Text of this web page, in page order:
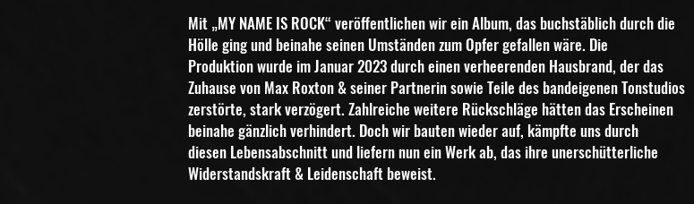
Mit „MY NAME IS ROCK“ veröffentlichen wir ein Album, das buchstäblich durch die
Hölle ging und beinahe seinen Umständen zum Opfer gefallen wäre. Die
Produktionwurde im Januar 2023 durch einen verheerenden Hausbrand, der das
Zuhause von Max Roxton & seiner Partnerin sowie Teile des bandeigenen Tonstudios
zerstörte, stark verzögert. Zahlreiche weitere Rückschläge hätten das Erscheinen
beinahe gänzlich verhindert. Doch wir bauten wieder auf, kämpfte uns durch
diesen Lebensabschnitt und liefern nun ein Werk ab, das ihre unerschütterliche
Widerstandskraft & Leidenschaft beweist.